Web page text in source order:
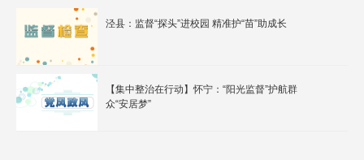
泾县：监督“探头”进校园 精准护“苗”助成长
【集中整治在行动】怀宁：“阳光监督”护航群
众“安居梦”